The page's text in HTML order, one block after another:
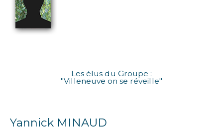
Les élus du Groupe :
"Villeneuve on se réveille"
Yannick MINAUD